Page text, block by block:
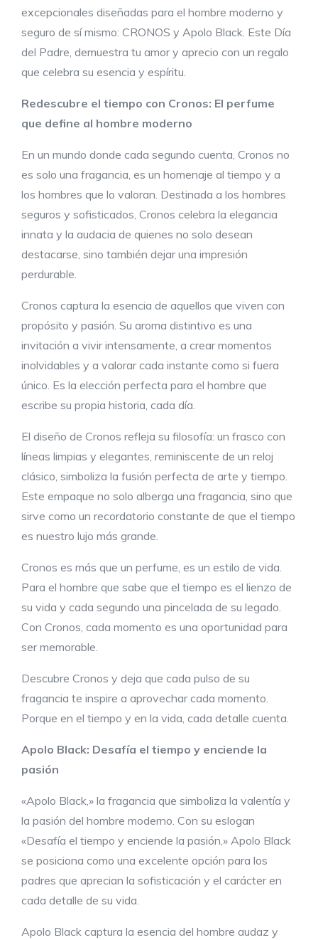
excepcionales diseñadas para el hombre moderno y
seguro de sí mismo: CRONOS y Apolo Black. Este Día
del Padre, demuestra tu amor y aprecio con un regalo
que celebra su esencia y espíritu.
Redescubre el tiempo con Cronos: El perfume
que define al hombre moderno
En un mundo donde cada segundo cuenta, Cronos no
es solo una fragancia, es un homenaje al tiempo y a
los hombres que lo valoran. Destinada a los hombres
seguros y sofisticados, Cronos celebra la elegancia
innata y la audacia de quienes no solo desean
destacarse, sino también dejar una impresión
perdurable.
Cronos captura la esencia de aquellos que viven con
propósito y pasión. Su aroma distintivo es una
invitación a vivir intensamente, a crear momentos
inolvidables y a valorar cada instante como si fuera
único. Es la elección perfecta para el hombre que
escribe su propia historia, cada día.
El diseño de Cronos refleja su filosofía: un frasco con
líneas limpias y elegantes, reminiscente de un reloj
clásico, simboliza la fusión perfecta de arte y tiempo.
Este empaque no solo alberga una fragancia, sino que
sirve como un recordatorio constante de que el tiempo
es nuestro lujo más grande.
Cronos es más que un perfume, es un estilo de vida.
Para el hombre que sabe que el tiempo es el lienzo de
su vida y cada segundo una pincelada de su legado.
Con Cronos, cada momento es una oportunidad para
ser memorable.
Descubre Cronos y deja que cada pulso de su
fragancia te inspire a aprovechar cada momento.
Porque en el tiempo y en la vida, cada detalle cuenta.
Apolo Black: Desafía el tiempo y enciende la
pasión
«Apolo Black,» la fragancia que simboliza la valentía y
la pasión del hombre moderno. Con su eslogan
«Desafía el tiempo y enciende la pasión,» Apolo Black
se posiciona como una excelente opción para los
padres que aprecian la sofisticación y el carácter en
cada detalle de su vida.
Apolo Black captura la esencia del hombre audaz y